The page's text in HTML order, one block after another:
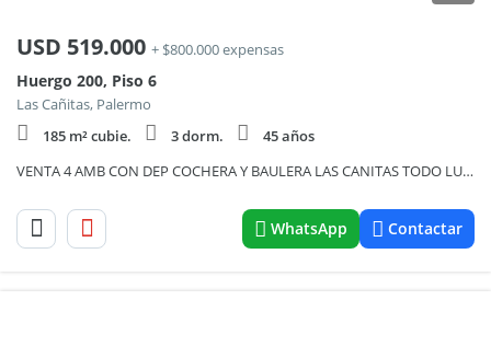
USD 519.000 + $800.000 expensas
Huergo 200, Piso 6
Las Cañitas, Palermo
185 m² cubie.
3 dorm.
45 años
VENTA 4 AMB CON DEP COCHERA Y BAULERA LAS CANITAS TODO LUZ. APTO CREDITO
WhatsApp Contactar